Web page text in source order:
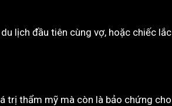
lịch đầu tiên cùng vợ, hoặc chiếc
trị thẩm mỹ mà còn là bảo chứng